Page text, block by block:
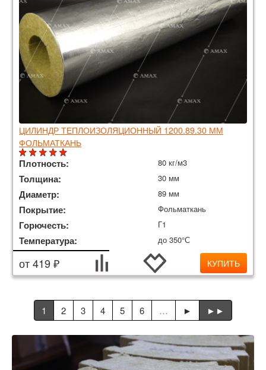
ЦИЛИНДР ТЕПЛОИЗОЛЯЦИОННЫЙ 1200.89.30 ММ
ФОЛЬМАТКАНЬ
Плотность: 80 кг/м3
Толщина: 30 мм
Диаметр: 89 мм
Покрытие: Фольматкань
Горючесть: Г1
Температура: до 350°С
от 419 ₽ КУПИТЬ
1 2 3 4 5 6 … ► ►►